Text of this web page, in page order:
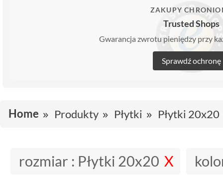
ZAKUPY
Trusted Shops
Gwarancja zwrotu pieniędzy przy
Sprawdź ochronę
Home Produkty Płytki Płytki 20x20
rozmiar : Płytki 20x20